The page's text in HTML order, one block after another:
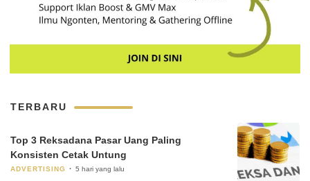
TERBARU
Top 3 Reksadana Pasar Uang Paling
Konsisten Cetak Untung
ADVERTISING 5 hari yang lalu